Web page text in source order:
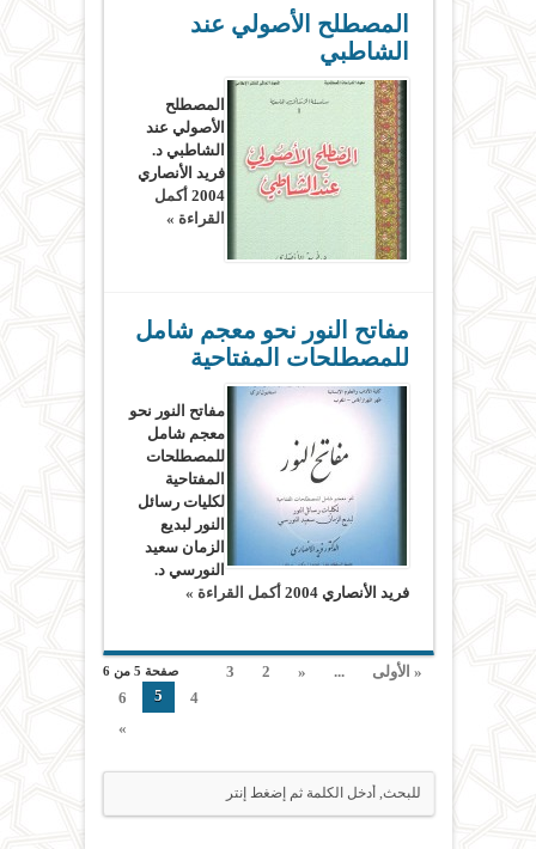
المصطلح الأصولي عند
الشاطبي
المصطلح
الأصولي عند
الشاطبي د.
فريد الأنصاري
2004 أكمل
القراءة »
مفاتح النور نحو معجم شامل
للمصطلحات المفتاحية
مفاتح النور نحو
معجم شامل
للمصطلحات
المفتاحية
لكليات رسائل
النور لبديع
الزمان سعيد
النورسي د.
فريد الأنصاري 2004
أكمل القراءة »
صفحة 5 من 6 « الأولى ...
«
2
3
4
5
6
»